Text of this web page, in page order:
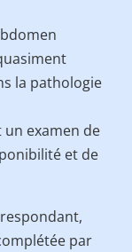
la pathologie
un examen de
et de
par